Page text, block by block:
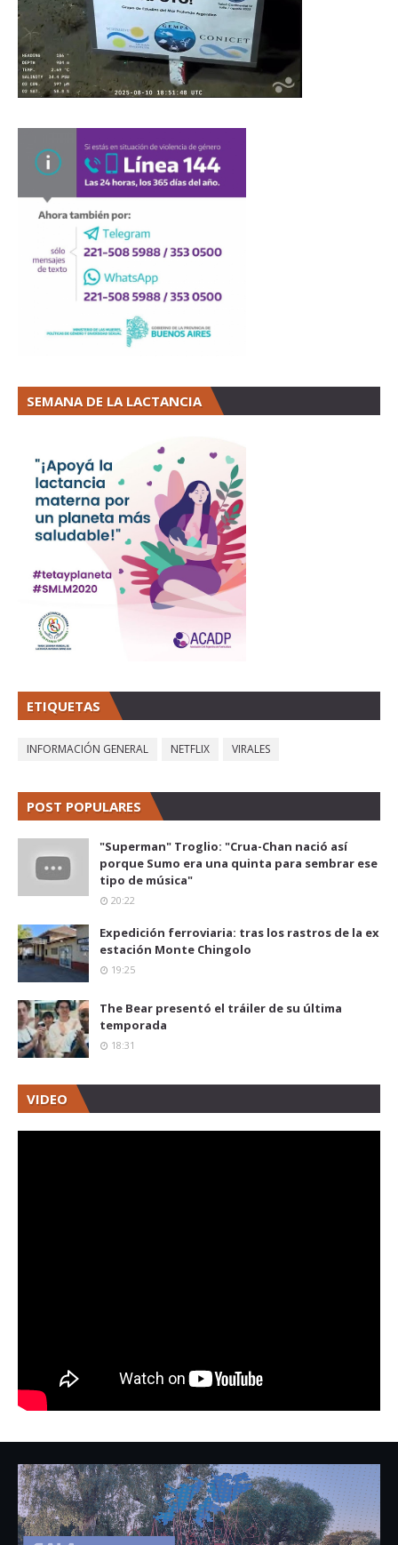
SEMANA DE LA LACTANCIA
ETIQUETAS
INFORMACIÓN GENERAL NETFLIX VIRALES
POST POPULARES
"Superman" Troglio: "Crua-Chan nació así
porque Sumo era una quinta para sembrar ese
tipo de música"
20:22
Expedición ferroviaria: tras los rastros de la ex
estación Monte Chingolo
19:25
The Bear presentó el tráiler de su última
temporada
18:31
VIDEO